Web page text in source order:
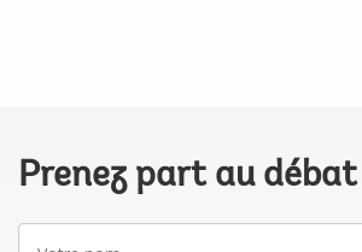
Prenez part au débat